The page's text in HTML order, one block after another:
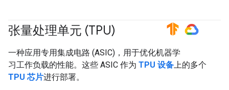
张量处理单元 (TPU) #TensorFlow #GoogleCloud
一种应用专用集成电路 (ASIC)，用于优化机器学
习工作负载的性能。这些 ASIC 作为 TPU 设备上的多个
TPU 芯片进行部署。